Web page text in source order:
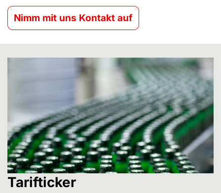
Nimm mit uns Kontakt auf
Tarifticker